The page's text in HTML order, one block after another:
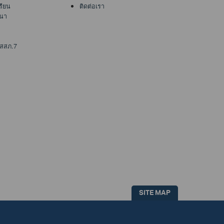
ยน
า
สภ.7
ติดต่อเรา
SITE MAP